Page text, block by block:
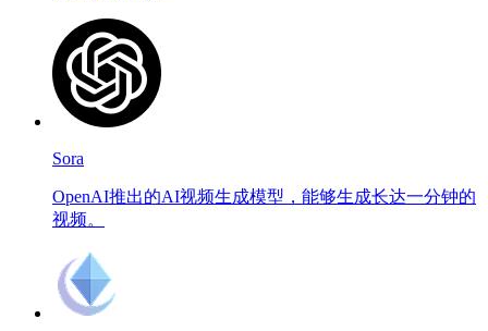
Sora
OpenAI推出的AI视频生成模型，能够生成长达一分钟的
视频。